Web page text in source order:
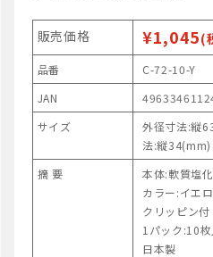
販売価格 ¥1,045(
品番
C-72-10-Y
JAN
サイズ
外径寸法:縦
法:縦
摘 要
本体:軟質塩
カラー:イエ
クリッピン付
1パック:10枚
日本製